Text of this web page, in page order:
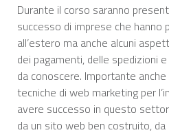
Durante il corso saranno
successo di imprese che hanno
all’estero ma anche alcuni
dei pagamenti, delle spedizioni
da conoscere. Importante
tecniche di web marketing per
avere successo in questo
da un sito web ben costruito, da